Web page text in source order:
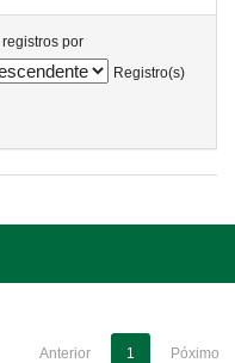
por
Registro(s)
Anterior 1 Póximo